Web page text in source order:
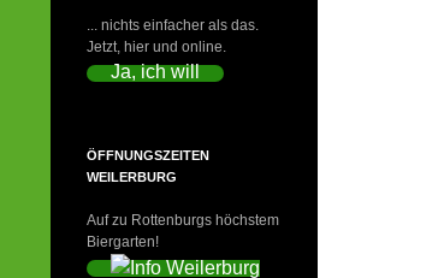
... nichts einfacher als das.
Jetzt, hier und online.
Ja, ich will
ÖFFNUNGSZEITEN
WEILERBURG
Auf zu Rottenburgs höchstem
Biergarten!